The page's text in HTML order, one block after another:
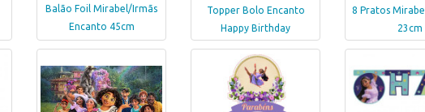
Balão Foil Mirabel/Irmãs
Encanto 45cm
Topper Bolo Encanto
Happy Birthday
8 Pratos
23cm